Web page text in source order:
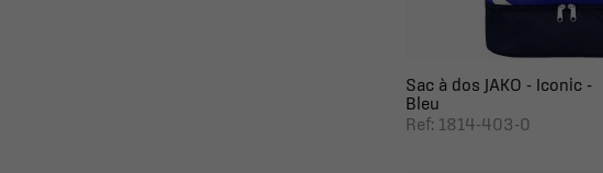
Sac à dos JAKO - Iconic -
Bleu
Ref: 1814-403-0